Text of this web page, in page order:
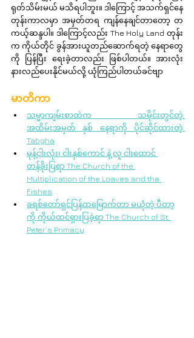
ရုတ်သိမ်းမယ် မသိရပါဘူး။ ဒါကြောင့် အသက်ရှင်နေ
တုန်းကာလမှာ အမှတ်တရ ကျန်နေချင်တာတော့ တ
ကယ့်ဆန္ဒပါ။ ဒါကြောင့်လည်း The Holy Land တုန်း
က ကိုယ်တိုင် ခွန်အားယူတည်ဆောက်ရတဲ့ နေရာတွေ
ကို ပြန်ပြီး ရေးခဲ့တာလည်း ဖြစ်ပါတယ်။ အားလုံး
နားလည်ပေးနိုင်မယ်လို့ ယုံကြည်ပါတယ်ခင်ဗျာ
မာတိကာ
သမ္မာကျမ်းစာထဲက သမိုင်းတွင်တဲ့
အထိမ်းအမှတ် နှစ် နေရာကို ပိုင်ဆိုင်ထားတဲ့
Tabgha
မုန့်ငါးလုံး၊ ငါးနှစ်ကောင် နဲ့ လူ ငါးထောင်
တန်ခိုးပြရာ The Church of the
Multiplication of the Loaves and the
Fishes
ခရစ်တော်ရှင်ပြန်ထမြောက်တာ မယုံတဲ့ ပီတာ့
ကို ကိုယ်ထင်ရှားပြခဲ့ရာ The Church of St.
Peter’s Primacy